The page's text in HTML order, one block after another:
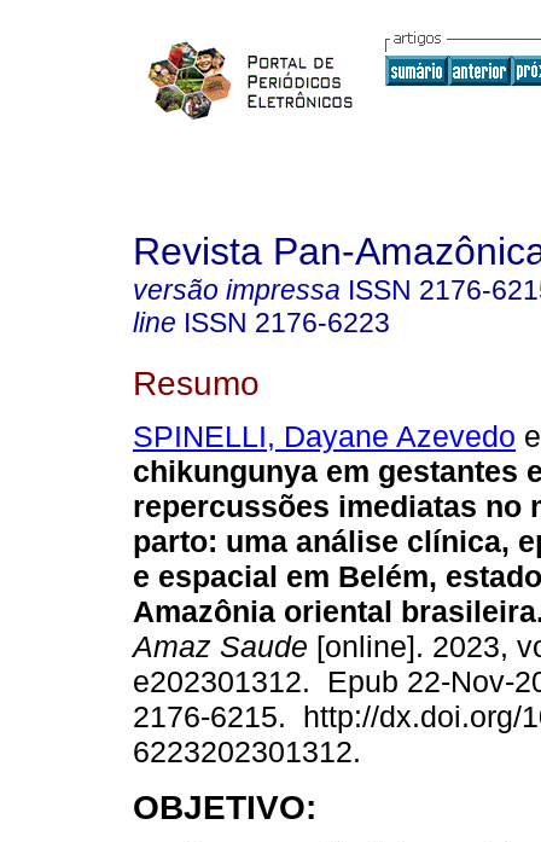
Revista Pan-
versão impressa ISSN 2176-
line ISSN 2176-6223
Resumo
SPINELLI, Dayane Azevedo
chikungunya em gestantes
repercussões imediatas no
parto: uma análise clínica,
e espacial em Belém,
Amazônia oriental
Amaz Saude [online]. 2023,
e202301312. Epub 22-Nov-
2176-6215. http://dx.doi.org/
6223202301312.
OBJETIVO: